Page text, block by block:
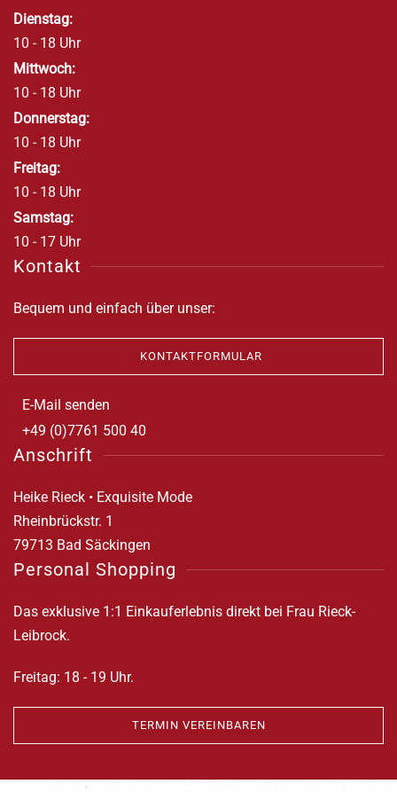
Dienstag:
10 - 18 Uhr
Mittwoch:
10 - 18 Uhr
Donnerstag:
10 - 18 Uhr
Freitag:
10 - 18 Uhr
Samstag:
10 - 17 Uhr
Kontakt
Bequem und einfach über unser:
KONTAKTFORMULAR
E-Mail senden
+49 (0)7761 500 40
Anschrift
Heike Rieck • Exquisite Mode
Rheinbrückstr. 1
79713 Bad Säckingen
Personal Shopping
Das exklusive 1:1 Einkauferlebnis direkt bei Frau Rieck-
Leibrock.
Freitag: 18 - 19 Uhr.
TERMIN VEREINBAREN